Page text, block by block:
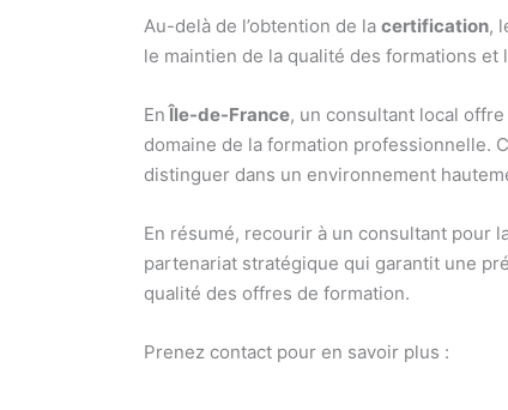
Au-delà de l’obtention de lacertification,
le maintien de la qualité des formations
En Île-de-France, un consultant local
domaine de la formation professionnelle.
distinguer dans un environnement
En résumé, recourir à un consultant pour
partenariat stratégique qui garantit une
qualité des offres de formation.
Prenez contact pour en savoir plus :